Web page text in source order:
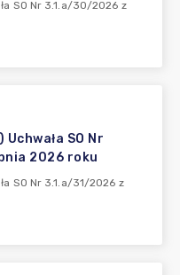
SO Nr 3.1.a/30/2026 z
SO Nr
2026 roku
SO Nr 3.1.a/31/2026 z